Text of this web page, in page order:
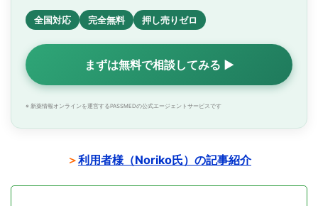
全国対応 完全無料 押し売りゼロ
まずは無料で相談してみる ▶
※ 新薬情報オンラインを運営するPASSMEDの公式エージェントサービスです
＞利用者様（Noriko氏）の記事紹介